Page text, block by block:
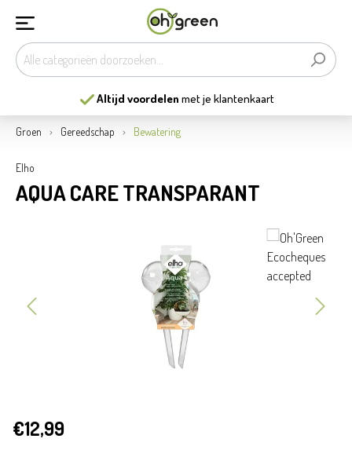
Altijd voordelen met je klantenkaart
Groen Gereedschap Bewatering
Elho
AQUA CARE TRANSPARANT
€12,99